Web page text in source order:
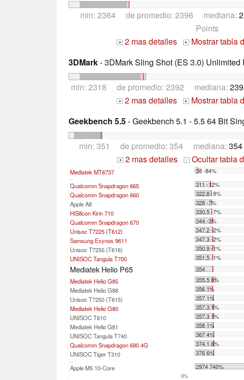
min: 2364 de promedio: 2396 mediana:
Points
+ 2 mas detalles + Mostrar tabla
3DMark- 3DMark Sling Shot (ES 3.0) Unlimited
min: 2318 de promedio: 2392 mediana:
+ 2 mas detalles + Mostrar tabla
Geekbench 5.5- Geekbench 5.1 - 5.5 64 Bit
min: 351 de promedio: 354 mediana:
+ 2 mas detalles - Ocultar tabla
Mediatek MT6737 58 -84%
...
Qualcomm Snapdragon 665
311 -12%
Qualcomm Snapdragon 660
322.8 -9%
Apple A8
328 -7%
HiSilicon Kirin 710
330.5 -7%
Qualcomm Snapdragon 670
344 -3%
Unisoc T7225 (T612)
347.2 -2%
Samsung Exynos 9611
347.3 -2%
Unisoc T7255 (T616)
350.9 -1%
UNISOC Tangula T700
351.5 -1%
Mediatek Helio P65
354
Mediatek Helio G85
355.5 0%
Mediatek Helio G88
356 1%
Unisoc T7250 (T615)
357 1%
Mediatek Helio G80
357.3 1%
UNISOC T610
357.3 1%
Mediatek Helio G81
358 1%
UNISOC Tangula T740
367 4%
Qualcomm Snapdragon 680 4G
374.1 6%
UNISOC Tiger T310
376 6%
...
Apple M5 10-Core 2974 740%
0%